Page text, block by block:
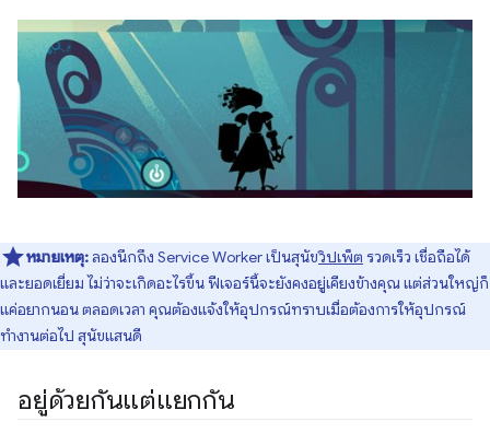
หมายเหตุ:ลองนึกถึง Service Worker เป็นสุนัขวิปเพ็ต รวดเร็ว เชื่อถือได้
และยอดเยี่ยม ไม่ว่าจะเกิดอะไรขึ้น ฟีเจอร์นี้จะยังคงอยู่เคียงข้างคุณ แต่ส่วนใหญ่ก็
แค่อยากนอน ตลอดเวลา คุณต้องแจ้งให้อุปกรณ์ทราบเมื่อต้องการให้อุปกรณ์
ทำงานต่อไป สุนัขแสนดี
อยู่ด้วยกันแต่แยกกัน